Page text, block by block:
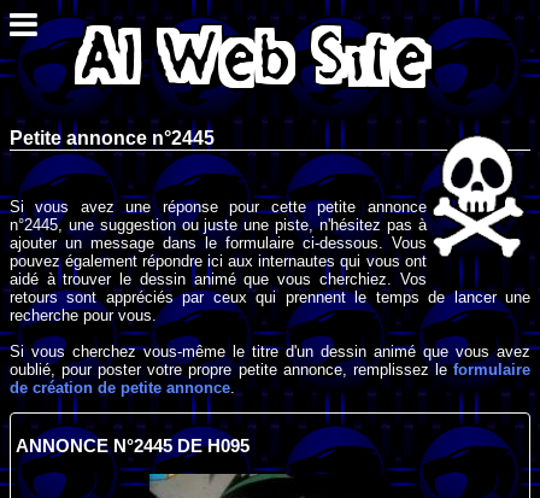
Petite annonce n°2445
Si vous avez une réponse pour cette petite annonce
n°2445, une suggestion ou juste une piste, n'hésitez pas à
ajouter un message dans le formulaire ci-dessous. Vous
pouvez également répondre ici aux internautes qui vous ont
aidé à trouver le dessin animé que vous cherchiez. Vos
retours sont appréciés par ceux qui prennent le temps de lancer une
recherche pour vous.
Si vous cherchez vous-même le titre d'un dessin animé que vous avez
oublié, pour poster votre propre petite annonce, remplissez leformulaire
de création de petite annonce .
ANNONCE N°2445 DE H095